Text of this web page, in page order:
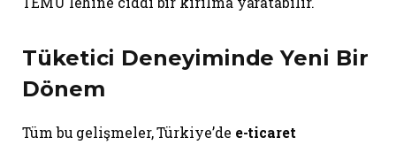
Tüketici Deneyiminde Yeni Bir
Dönem
Tüm bu gelişmeler, Türkiye’de e-ticaret